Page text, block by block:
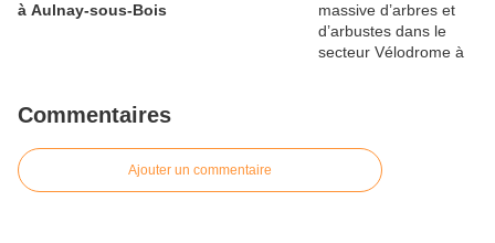
à Aulnay-sous-Bois
Commentaires
Ajouter un commentaire